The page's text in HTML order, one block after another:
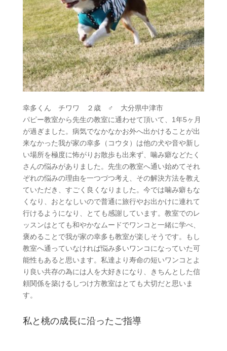
幸多くん チワワ ２歳 ♂ 大分県中津市
パピー教室から先生の教室に通わせて頂いて、1年5ヶ月
が過ぎました。病気でなかなかお外へ出かけることが出
来なかった我が家の幸多（コウタ）は他の犬や音や新し
い場所を極度に怖がりお散歩も出来ず、噛み癖などたく
さんの悩みがありました。先生の教室へ通い始めてそれ
ぞれの悩みの理由を一つづつ考え、その解決方法を教え
ていただき、すごく良くなりました。今では噛み癖もな
くなり、おとなしいので普通に旅行やお出かけに連れて
行けるようになり、とても感謝しています。教室でのレ
ッスンはとても和やかなムードでワンコと一緒に学べ、
褒めることで我が家の幸多も教室が楽しそうです。もし
教室へ通っていなければ悩み多いワンコになっていた可
能性もあると思います。私達より寿命の短いワンコとよ
り良い共存の為には人を大好きになり、きちんとした信
頼関係を築けるしつけ方教室はとても大切だと思いま
す。
私と桃の成長に沿ったご指導